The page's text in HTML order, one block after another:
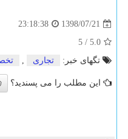
1398/07/21
23:18:38
5.0
/
5
تگهای خبر:
تجاری ,
این مطلب را می پسندید؟